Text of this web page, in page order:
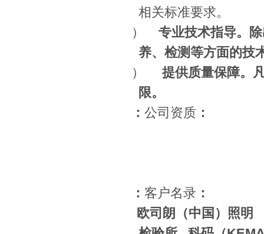
相关标准要求。
5） 专业技术指导。
养、检测等方面的技
6） 提供质量保障。
限。
： 公司资质 ：
： 客户名录 ：
欧司朗（中国）照明